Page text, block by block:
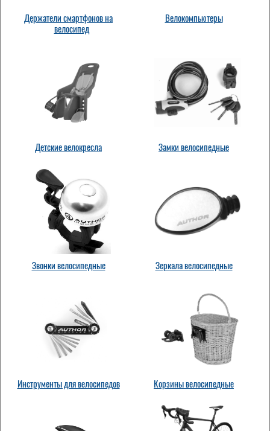
Держатели смартфонов на
велосипед
Велокомпьютеры
Детские велокресла Замки велосипедные
Звонки велосипедные Зеркала велосипедные
Инструменты для велосипедов Корзины велосипедные